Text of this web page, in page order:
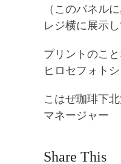
（このパネル
レジ横に展示
プリントのこ
ヒロセフォト
こはぜ珈琲下
マネージャー
Share This